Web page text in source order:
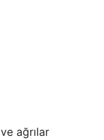
ağrılar